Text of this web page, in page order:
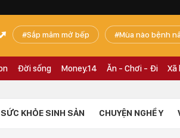
Sắp mâm mở bếp Mùa nào bệnh
Đời sống Money.14 Ăn - Chơi - Đi Xã
SỨC KHỎE SINH SẢN CHUYỆN NGHỀ Y